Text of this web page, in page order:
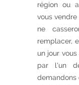
région ou
vous
ne
remplacer,
un jour
par l'un
demandons